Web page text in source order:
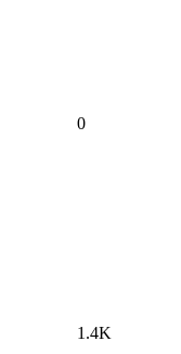
0
1.4K